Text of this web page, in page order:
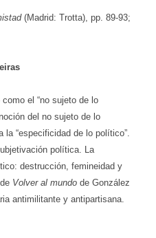
(Madrid: Trotta), pp. 89-93;
como el “no sujeto de lo
del no sujeto de lo
“especificidad de lo político”.
política. La
destrucción, femineidad y
Volver al mundo de González
antimilitante y antipartisana.